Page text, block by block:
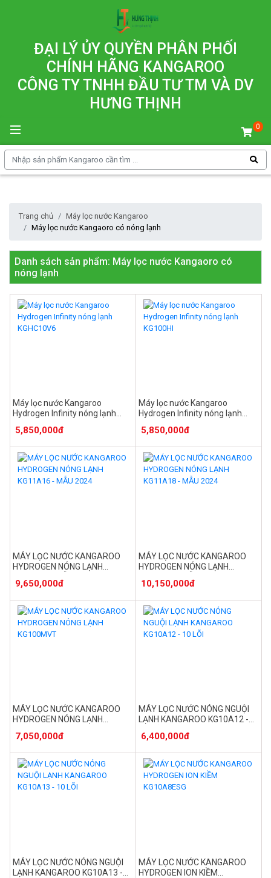
ĐẠI LÝ ỦY QUYỀN PHÂN PHỐI
CHÍNH HÃNG KANGAROO
CÔNG TY TNHH ĐẦU TƯ TM VÀ DV
HƯNG THỊNH
0
Trang chủ
Máy lọc nước Kangaroo
Máy lọc nước Kangaoro có nóng lạnh
Danh sách sản phẩm: Máy lọc nước Kangaoro có
nóng lạnh
Máy lọc nước Kangaroo
Hydrogen Infinity nóng lạnh
5,850,000đ
Máy lọc nước Kangaroo
Hydrogen Infinity nóng lạnh
5,850,000đ
MÁY LỌC NƯỚC KANGAROO
HYDROGEN NÓNG LẠNH
9,650,000đ
MÁY LỌC NƯỚC KANGAROO
HYDROGEN NÓNG LẠNH
10,150,000đ
MÁY LỌC NƯỚC KANGAROO
HYDROGEN NÓNG LẠNH
7,050,000đ
MÁY LỌC NƯỚC NÓNG NGUỘI
LẠNH KANGAROO KG10A12 -
6,400,000đ
MÁY LỌC NƯỚC NÓNG NGUỘI
LẠNH KANGAROO KG10A13 -
MÁY LỌC NƯỚC KANGAROO
HYDROGEN ION KIỀM